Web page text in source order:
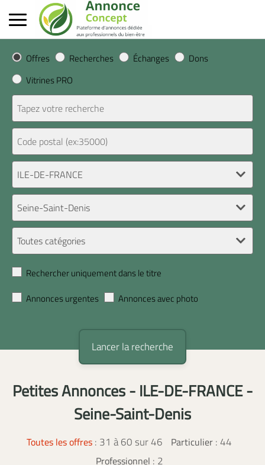
Offres Recherches Échanges
Dons
Vitrines PRO
Rechercher uniquement dans le titre
Annonces urgentes
Annonces avec photo
Petites Annonces - ILE-DE-FRANCE -
Seine-Saint-Denis
Toutes les offres : 31 à 60 sur 46 Particulier : 44
Professionnel : 2